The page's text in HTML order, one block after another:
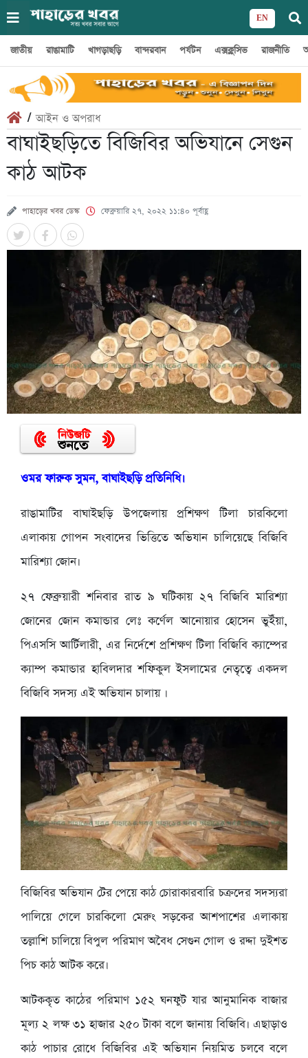
EN
জাতীয় রাঙামাটি খাগড়াছড়ি বান্দরবান পর্যটন এক্সক্লুসিভ রাজনীতি
/আইন ও অপরাধ
বাঘাইছড়িতে বিজিবির অভিযানে সেগুন
কাঠ আটক
পাহাড়ের খবর ডেস্ক ফেব্রুয়ারি ২৭, ২০২২ ১১:৪০ পূর্বাহ্ণ
ওমর ফারুক সুমন, বাঘাইছড়ি প্রতিনিধি।
রাঙামাটির বাঘাইছড়ি উপজেলায় প্রশিক্ষণ টিলা চারকিলো
এলাকায় গোপন সংবাদের ভিত্তিতে অভিযান চালিয়েছে বিজিবি
মারিশ্যা জোন।
২৭ ফেব্রুয়ারী শনিবার রাত ৯ ঘটিকায় ২৭ বিজিবি মারিশ্যা
জোনের জোন কমান্ডার লেঃ কর্ণেল আনোয়ার হোসেন ভুইঁয়া,
পিএসসি আর্টিলারী, এর নির্দেশে প্রশিক্ষণ টিলা বিজিবি ক্যাম্পের
ক্যাম্প কমান্ডার হাবিলদার শফিকুল ইসলামের নেতৃত্বে একদল
বিজিবি সদস্য এই অভিযান চালায় ।
বিজিবির অভিযান টের পেয়ে কাঠ চোরাকারবারি চক্রদের সদস্যরা
পালিয়ে গেলে চারকিলো মেরুং সড়কের আশপাশের এলাকায়
তল্লাশি চালিয়ে বিপুল পরিমাণ অবৈধ সেগুন গোল ও রদ্দা দুইশত
পিচ কাঠ আটক করে।
আটককৃত কাঠের পরিমাণ ১৫২ ঘনফুট যার আনুমানিক বাজার
মূল্য ২ লক্ষ ৩১ হাজার ২৫০ টাকা বলে জানায় বিজিবি। এছাড়াও
কাঠ পাচার রোধে বিজিবির এই অভিযান নিয়মিত চলবে বলে